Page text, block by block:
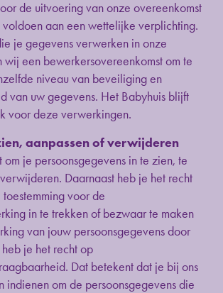
de uitvoering van onze overeenkomst
voldoen aan een wettelijke verplichting.
je gegevens verwerken in onze
wij een bewerkersovereenkomst om te
niveau van beveiliging en
van uw gegevens. Het Babyhuis blijft
voor deze verwerkingen.
aanpassen of verwijderen
om je persoonsgegevens in te zien, te
Daarnaast heb je het recht
voor de
in te trekken of bezwaar te maken
van jouw persoonsgegevens door
je het recht op
Dat betekent dat je bij ons
indienen om de persoonsgegevens die